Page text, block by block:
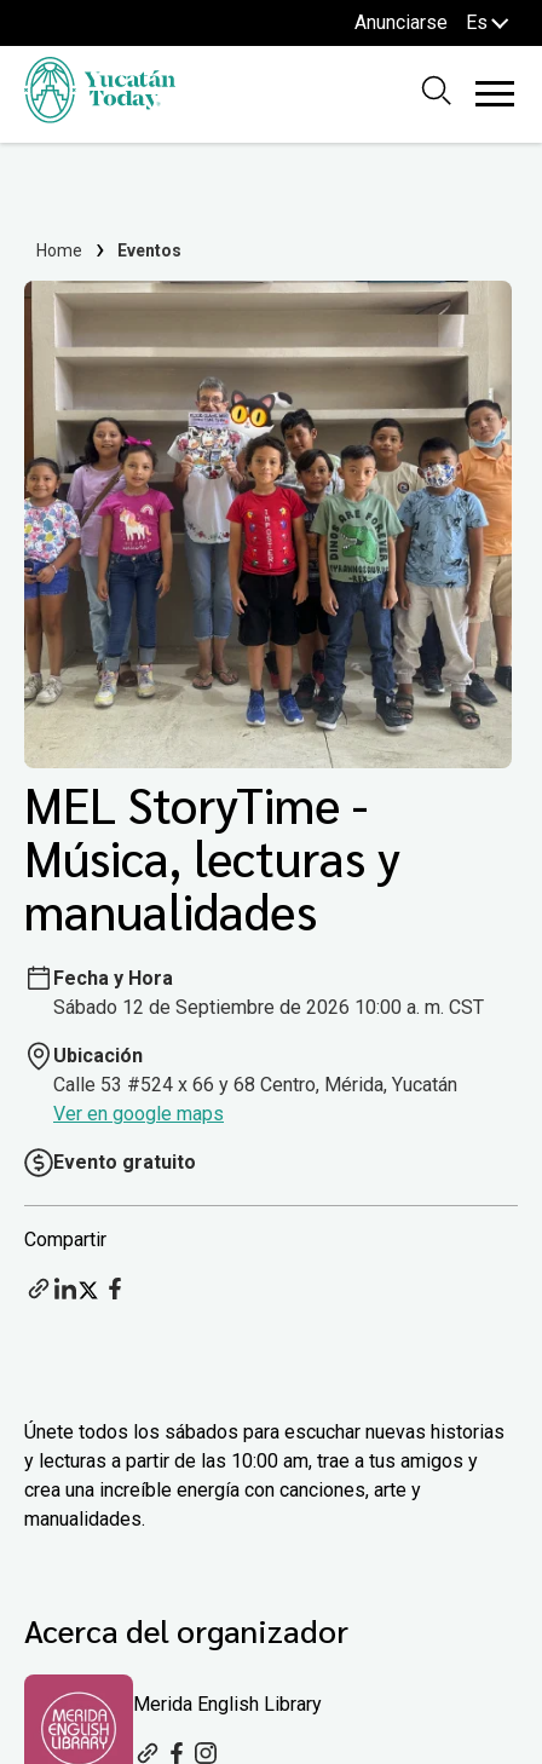
Anunciarse Es
Home Eventos
MEL StoryTime -
Música, lecturas y
manualidades
Fecha y Hora
Sábado 12 de Septiembre de 2026 10:00 a. m. CST
Ubicación
Calle 53 #524 x 66 y 68 Centro, Mérida, Yucatán
Ver en google maps
Evento gratuito
Compartir
Únete todos los sábados para escuchar nuevas historias
y lecturas a partir de las 10:00 am, trae a tus amigos y
crea una increíble energía con canciones, arte y
manualidades.
Acerca del organizador
Merida English Library